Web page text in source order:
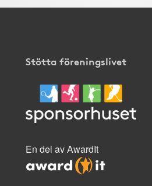
Stötta föreningslivet
En del av AwardIt